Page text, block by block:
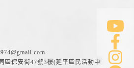
區保安街47號3樓(延平區民活動中